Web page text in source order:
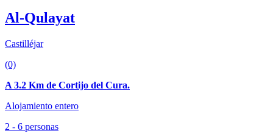
Al-Qulayat
Castilléjar
(0)
A 3.2 Km de Cortijo del Cura.
Alojamiento entero
2 - 6 personas